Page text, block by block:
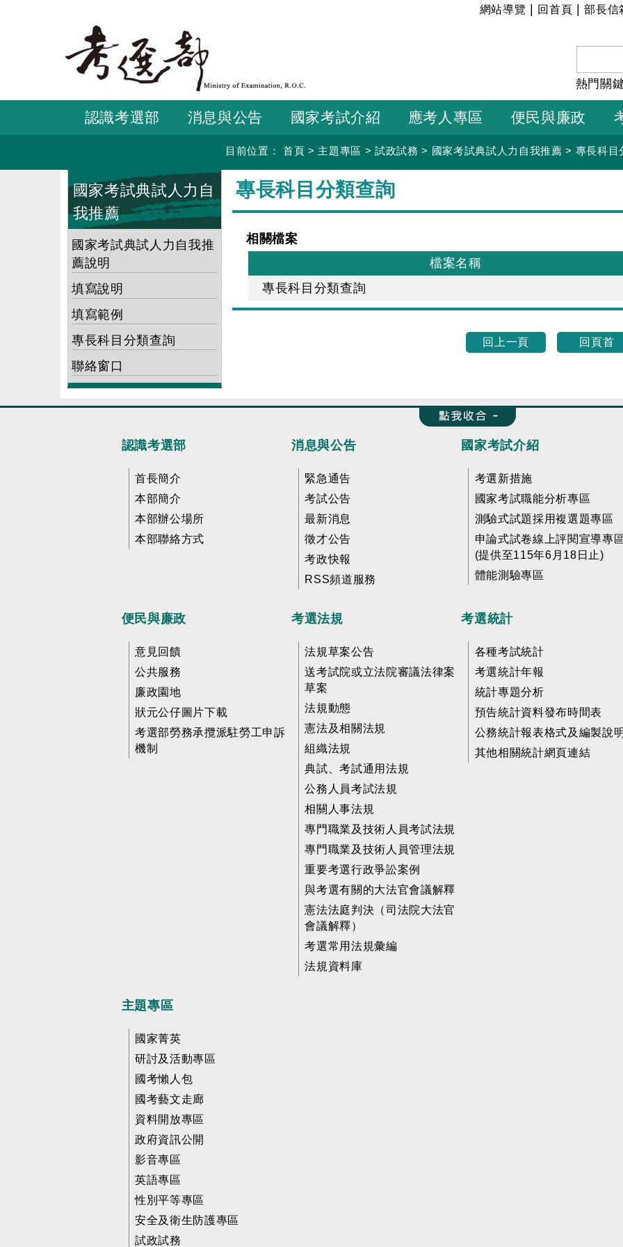
要
容
:::
網站導覽 回首頁 |部長信
熱門關
認識考選部 消息與公告 國家考試介紹 應考人專區 便民與廉政
目前位置： 首頁 > 主題專區 >試政試務 > 國家考試典試人力自我推薦 > 專長科目
國家考試典試人力自
我推薦
國家考試典試人力自我推
薦說明
填寫說明
填寫範例
專長科目分類查詢
聯絡窗口
:::
專長科目分類查詢
相關檔案
檔案名稱
專長科目分類查詢
回上一頁 回頁首
收合 FatFooter
認識考選部
首長簡介
本部簡介
本部辦公場所
本部聯絡方式
消息與公告
緊急通告
考試公告
最新消息
徵才公告
考政快報
RSS頻道服務
國家考試介紹
考選新措施
國家考試職能分析專區
測驗式試題採用複選題專區
申論式試卷線上評閱宣導專
(提供至115年6月18日止)
體能測驗專區
便民與廉政
意見回饋
公共服務
廉政園地
狀元公仔圖片下載
考選部勞務承攬派駐勞工申訴
機制
考選法規
法規草案公告
送考試院或立法院審議法律案
草案
法規動態
憲法及相關法規
組織法規
典試、考試通用法規
公務人員考試法規
相關人事法規
專門職業及技術人員考試法規
專門職業及技術人員管理法規
重要考選行政爭訟案例
與考選有關的大法官會議解釋
憲法法庭判決（司法院大法官
會議解釋）
考選常用法規彙編
法規資料庫
考選統計
各種考試統計
考選統計年報
統計專題分析
預告統計資料發布時間表
公務統計報表格式及編製說
其他相關統計網頁連結
主題專區
國家菁英
研討及活動專區
國考懶人包
國考藝文走廊
資料開放專區
政府資訊公開
影音專區
英語專區
性別平等專區
安全及衛生防護專區
試政試務